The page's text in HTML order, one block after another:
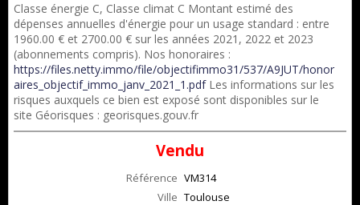
Classe énergie C, Classe climat C Montant estimé des
dépenses annuelles d'énergie pour un usage standard : entre
1960.00 € et 2700.00 € sur les années 2021, 2022 et 2023
(abonnements compris). Nos honoraires :
https://files.netty.immo/file/objectifimmo31/537/A9JUT/honor
aires_objectif_immo_janv_2021_1.pdfLes informations sur les
risques auxquels ce bien est exposé sont disponibles sur le
site Géorisques : georisques.gouv.fr
Vendu
Référence VM314
Ville Toulouse